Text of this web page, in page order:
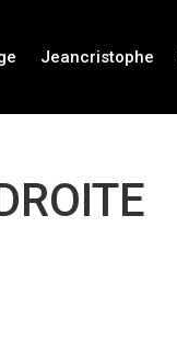
Jeancristophe